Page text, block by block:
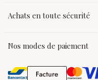
Achats en toute sécurité
Nos modes de paiement
FactureFacture